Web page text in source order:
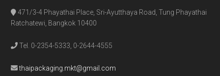
471/3-4 Phayathai Place, Sri-Ayutthaya Road, Tung Phayathai
Ratchatewi, Bangkok 10400
Tel. 0-2354-5333, 0-2644-4555
thaipackaging.mkt@gmail.com